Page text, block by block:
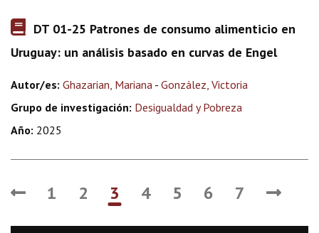
DT 01-25 Patrones de consumo alimenticio en
Uruguay: un análisis basado en curvas de Engel
Autor/es: Ghazarian, Mariana - González, Victoria
Grupo de investigación: Desigualdad y Pobreza
Año: 2025
1 2 3 4 5 6 7